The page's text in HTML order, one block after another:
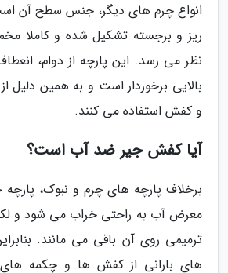
انواع چرم های دیگر، جنس سطح آن
ریز و برجسته تشکیل شده و کاملا
نظر می رسد. این پارچه از دوام،
بالایی برخوردار است و به همین دلیل
و کفش استفاده می کنند.
آیا کفش جیر ضد آب است؟
برخلاف پارچه های چرم و نبوک، پارچه
معرض آب به راحتی خراب می شود و
ترمیمی روی آن باقی می مانند.
های بارانی از کفش ها و چکمه های